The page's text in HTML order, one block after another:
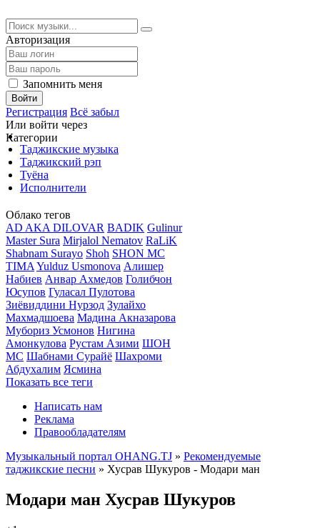
Авторизация
Запомнить меня
Войти
Регистрация Всё забыл
Или войти через
Категории
Таджикские музыка
Таджикский рэп
Туёна
Исполнители
Облако тегов
AD AKA DILOVAR BADIK Gulinur
Master Sura Mirjalol Nematov RaLiK
Shabnam Surayo Shoh SHON MC
TIMA Yulduz Usmonova Алишер
Набиев Анвар Ахмедов Голибчон
Юсупов Гуласал Пулотова
Зиёвиддини Нурзод Зулайхо
Махмадшоева Мадина Акназарова
Мубориз Усмонов Нигина
Амонкулова Рустам Азими ШОН
МС Шабнами Сурайё Шахроми
Абдухалим Ясмина
Показать все теги
Написать нам
Реклама
Правообладателям
Музыкальный портал OHANG.TJ » Рекомендуемые
таджикские песни » Хусрав Шукуров - Модари ман
Модари ман Хусрав Шукуров